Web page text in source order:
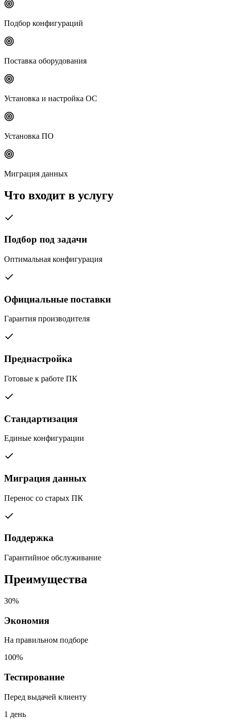
Подбор конфигураций
Поставка оборудования
Установка и настройка ОС
Установка ПО
Миграция данных
Что входит в услугу
Подбор под задачи
Оптимальная конфигурация
Официальные поставки
Гарантия производителя
Преднастройка
Готовые к работе ПК
Стандартизация
Единые конфигурации
Миграция данных
Перенос со старых ПК
Поддержка
Гарантийное обслуживание
Преимущества
30%
Экономия
На правильном подборе
100%
Тестирование
Перед выдачей клиенту
1 день